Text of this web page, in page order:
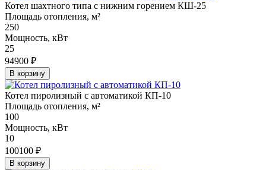
Котел шахтного типа с нижним горением КШ-25
Площадь отопления, м²
250
Мощность, кВт
25
94900 ₽
В корзину
Котел пиролизный с автоматикой КП-10
Площадь отопления, м²
100
Мощность, кВт
10
100100 ₽
В корзину